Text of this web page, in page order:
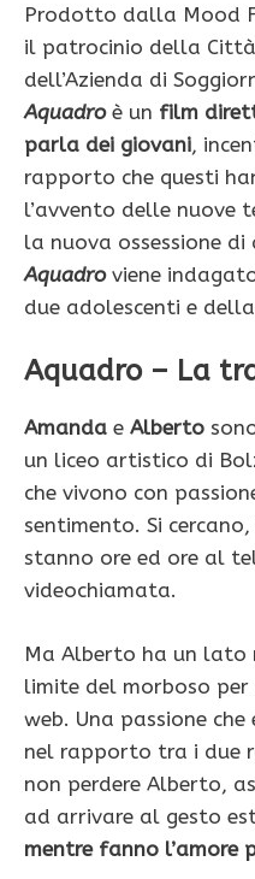
Prodotto dalla Mood
il patrocinio della
dell’Azienda di
Aquadro è un film
parla dei giovani,
rapporto che questi
l’avvento delle nuove
la nuova ossessione
Aquadro viene
due adolescenti e
Aquadro – La
Amanda e Alberto
un liceo artistico di
che vivono con
sentimento. Si
stanno ore ed ore al
videochiamata.
Ma Alberto ha un lato
limite del morboso
web. Una passione
nel rapporto tra i due
non perdere Alberto,
ad arrivare al gesto
mentre fanno l’amore